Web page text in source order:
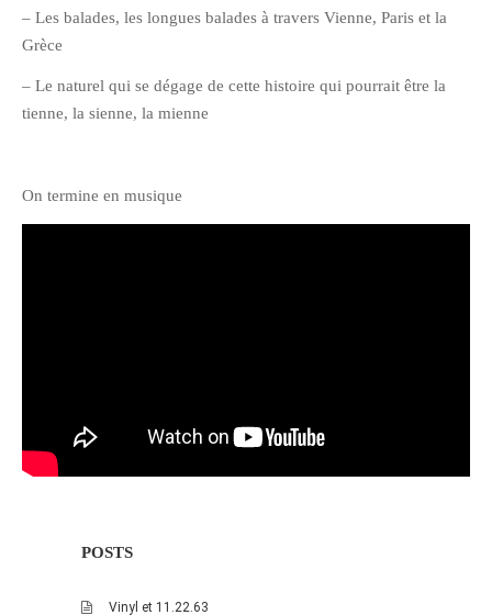
– Les balades, les longues balades à travers Vienne, Paris et la
Grèce
– Le naturel qui se dégage de cette histoire qui pourrait être la
tienne, la sienne, la mienne
On termine en musique
POSTS
Vinyl et 11.22.63